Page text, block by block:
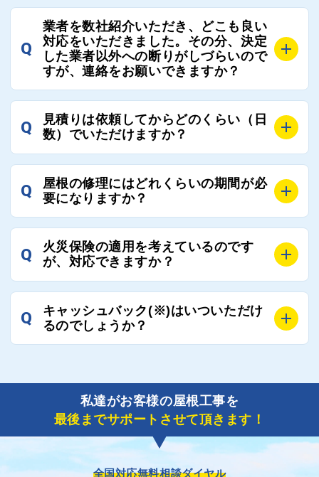
屋根コネクトではそのような不安を抱えてしまう屋根
の修理において、適正で公正な工事業者選びのお手伝
いをさせていただくサイトでございます。
まだまだそのような業界だからこそ比較が重要になり
ますので、是非屋根コネクトを活用ください。
屋根コネクトでは、お客様の安心を支える「優良工事
業者チェック制度」を設けております。
屋根コネクトにて定期的にお客様アンケートを実施
し、そこで評価の低かった業者は事実確認の上で、屋
根コネクトの判断により即時登録を解除できる契約と
優良業者のみをご紹介できる体制により、お客様の安
心と信頼を維持しております。
Q
業者を数社紹介いただき、どこも良い
対応をいただきました。その分、決定
した業者以外への断りがしづらいので
すが、連絡をお願いできますか？
屋根コネクトにお任せください。屋根コネクトでは、
工事業者へのお断りも無料で代行しております。
れる必要はございませんので、いつでもお気軽にご相
談ください。
Q
見積りは依頼してからどのくらい（日
数）でいただけますか？
工事業者にもよりますが、おおよそ現地調査後3日～1
週間前後にはお届けできます。
ご連絡いただき、屋根コネクトから直ちに紹介の工事
業者へ状況確認の連絡をし、即時対応するよう指示を
いたしますので、お気軽にお申し付けください。
Q
屋根の修理にはどれくらいの期間が必
要になりますか？
工事業者の状況や屋根の状態、工事の内容、天候によ
って工事期間は変わりますが、目安としては、おおよ
また、急ぎの場合などは屋根コネクトとしても全面的
にご協力いたしますので、ご相談ください。可能な限
り期間を短縮できる状況の工事業者を選定させていた
だきます。
Q
火災保険の適用を考えているのです
が、対応できますか？
風災補償を適用される場合は、専門家による視察と必
Q
キャッシュバック(※)はいついただけ
るのでしょうか？
了しましたら、キャッシュバック(※)申込みフォーム
に各項目を入力いただいた上で送信してください。
その内容を屋根コネクトが確認できた日時から翌月末
までには送付手配させていただきます。
※キャッシュバックの金額は契約金額によって異なり
ます。
私達がお客様の屋根工事を
最後までサポートさせて頂きます！
全国対応無料相談ダイヤル